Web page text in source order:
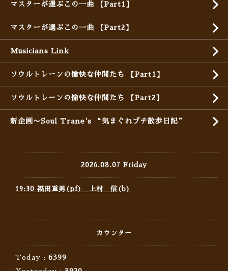
マスターが選ぶこの一曲 【Part1】
マスターが選ぶこの一曲 【Part2】
Musicians Link
ソウルトレーンの愉快な仲間たち 【Part1】
ソウルトレーンの愉快な仲間たち 【Part2】
新企画〜Soul Trane's “気まぐれプチ散歩日記”
2026.08.07 Friday
19:30 福田重男(pf) 上村 信(b)
カウンター
Today : 6399